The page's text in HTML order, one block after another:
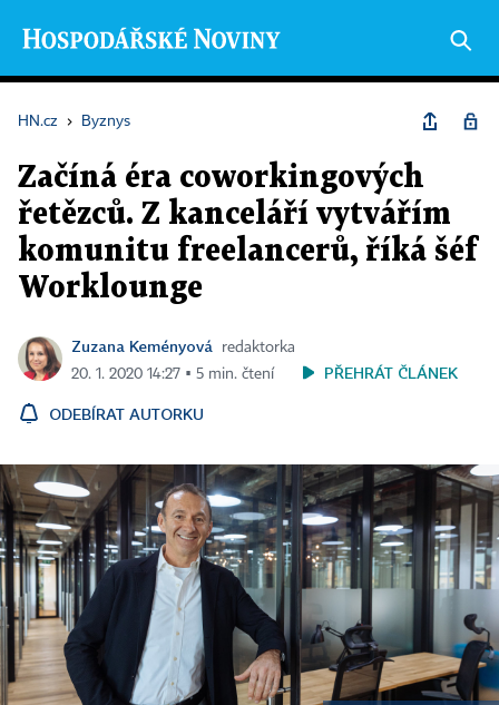
HN.cz › Byznys
Začíná éra coworkingových
řetězců. Z kanceláří vytvářím
komunitu freelancerů, říká šéf
Worklounge
Zuzana Keményová
redaktorka
20. 1. 2020 14:27 ▪ 5 min. čtení
PŘEHRÁT ČLÁNEK
ODEBÍRAT AUTORKU